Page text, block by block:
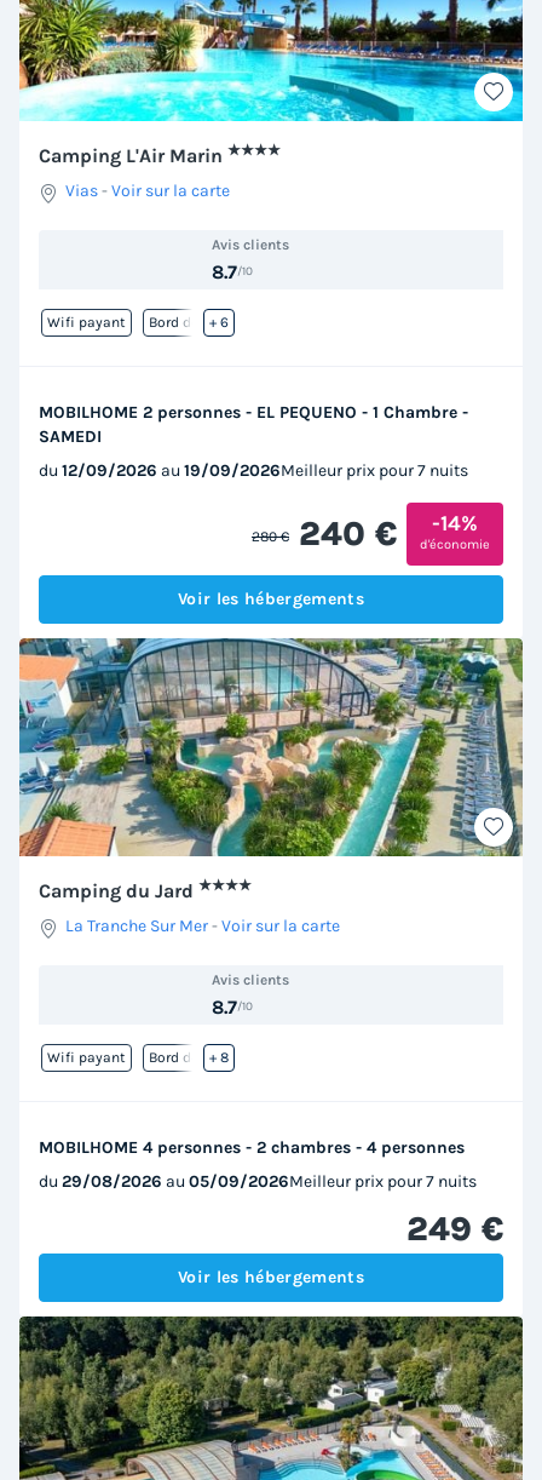
Camping L'Air Marin ★★★★
Vias-Voir sur la carte
Avis clients
8.7/10
Wifi payant Bord de mer
+ 6
MOBILHOME 2 personnes - EL PEQUENO - 1 Chambre -
SAMEDI
du 12/09/2026 au 19/09/2026Meilleur prix pour 7 nuits
280 € 240 € -14%
d'économie
Voir les hébergements
Camping du Jard ★★★★
La Tranche Sur Mer-Voir sur la carte
Avis clients
8.7/10
Wifi payant Bord de mer
+ 8
MOBILHOME 4 personnes - 2 chambres - 4 personnes
du 29/08/2026 au 05/09/2026Meilleur prix pour 7 nuits
249 €
Voir les hébergements